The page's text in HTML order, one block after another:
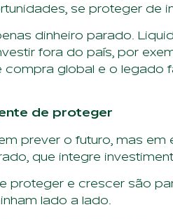
se proteger
dinheiro parado.
fora do país, por
global e o legado
de proteger
prever o futuro, mas
que integre
proteger e crescer são
lado a lado.